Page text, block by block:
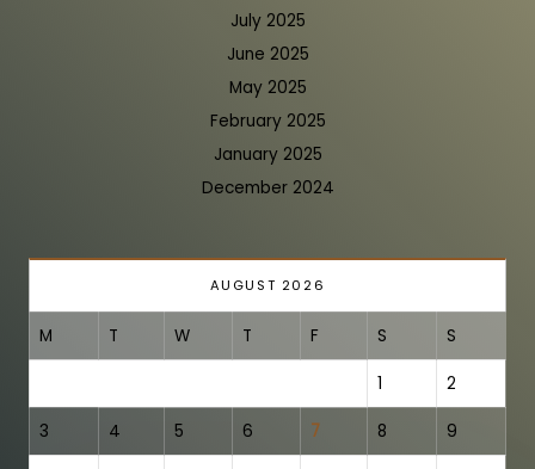
July 2025
June 2025
May 2025
February 2025
January 2025
December 2024
AUGUST 2026
M T W T F S S
1 2
3 4 5 6 7 8 9